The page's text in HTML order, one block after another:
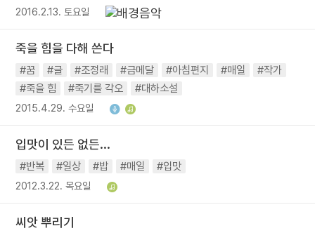
2016.2.13. 토요일
죽을 힘을 다해 쓴다
#꿈 #글 #조정래 #금메달 #아침편지 #매일
#작가
#죽을 힘
#죽기를 각오 #대하소설
2015.4.29. 수요일
입맛이 있든 없든...
#반복 #일상 #밥 #매일 #입맛
2012.3.22. 목요일
씨앗 뿌리기